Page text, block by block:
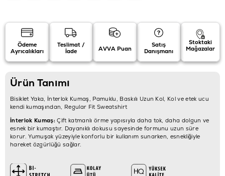
Ödeme
Ayrıcalıkları
Teslimat /
İade
AVVA Puan
Satış
Danışmanı
Stoktaki
Mağazalar
Ürün Tanımı
Bisiklet Yaka, İnterlok Kumaş, Pamuklu, Baskılı Uzun Kol, Kol ve etek ucu
kendi kumaşından, Regular Fit Sweatshirt
İnterlok Kumaş:Çift katmanlı örme yapısıyla daha tok, daha dolgun ve
esnek bir kumaştır. Dayanıklı dokusu sayesinde formunu uzun süre
korur. Yumuşak yüzeyiyle konforlu bir kullanım sunarken, esnekliğiyle
hareket özgürlüğü sağlar.